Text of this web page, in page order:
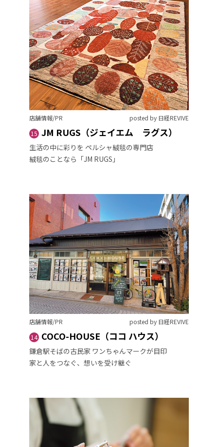
店舗情報/PR
posted by 日経REVIVE
15 JM RUGS（ジェイエム ラグス）
生活の中に彩りを ペルシャ絨毯の専門店
絨毯のことなら「JM RUGS」
店舗情報/PR
posted by 日経REVIVE
14 COCO-HOUSE（ココ ハウス）
鎌倉駅そばの古民家 ワンちゃんマークが目印
家と人をつなぐ、想いを受け継ぐ